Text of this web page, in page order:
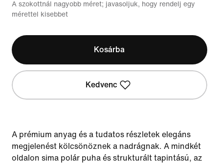
A szokottnál nagyobb méret; javasoljuk, hogy rendelj egy
mérettel kisebbet
Kosárba
Kedvenc
A prémium anyag és a tudatos részletek elegáns
megjelenést kölcsönöznek a nadrágnak. A mindkét
oldalon sima polár puha és strukturált tapintású, az